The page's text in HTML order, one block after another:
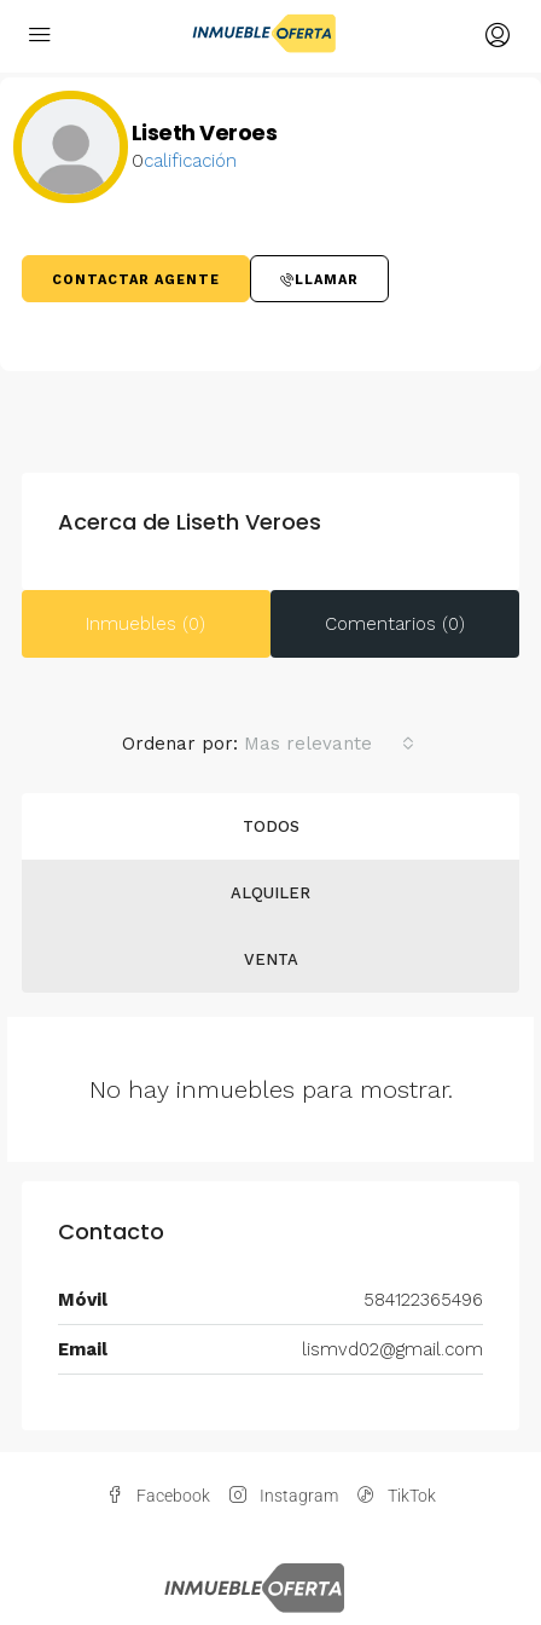
Liseth Veroes
0calificación
CONTACTAR AGENTE LLAMAR
Acerca de Liseth Veroes
Inmuebles (0) Comentarios (0)
TODOS
ALQUILER
VENTA
Ordenar por: Mas relevante
No hay inmuebles para mostrar.
Contacto
Móvil 584122365496
Email lismvd02@gmail.com
Facebook Instagram TikTok